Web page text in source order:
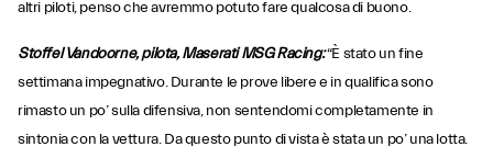
altri piloti, penso che avremmo potuto fare qualcosa di buono.
Stoffel Vandoorne, pilota, Maserati MSG Racing:“È stato un fine
settimana impegnativo. Durante le prove libere e in qualifica sono
rimasto un po’ sulla difensiva, non sentendomi completamente in
sintonia con la vettura. Da questo punto di vista è stata un po’ una lotta.